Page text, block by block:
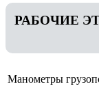
РАБОЧИЕ
Манометры